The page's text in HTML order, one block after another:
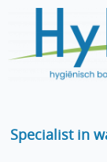
Webshop
Specialist in